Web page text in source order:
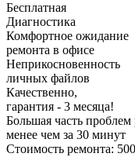
Бесплатная
Диагностика
Комфортное ожидание
ремонта в офисе
Неприкосновенность
личных файлов
Качественно,
гарантия - 3 месяца!
Большая часть проблем
менее чем за 30 минут
Стоимость ремонта: 500